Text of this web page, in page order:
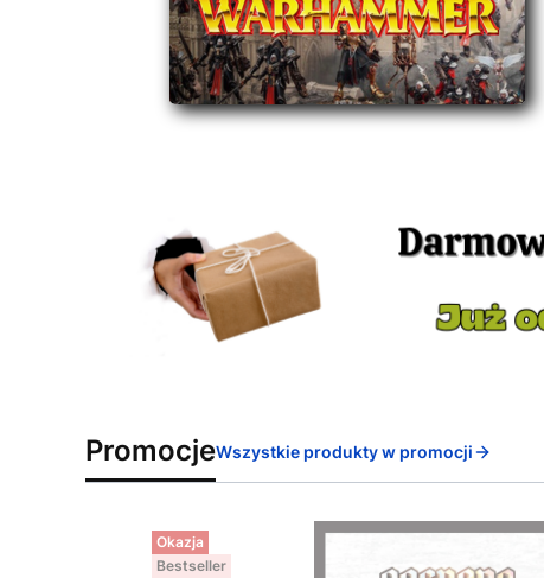
PromocjeWszystkie produkty w promocji
Okazja
Bestseller